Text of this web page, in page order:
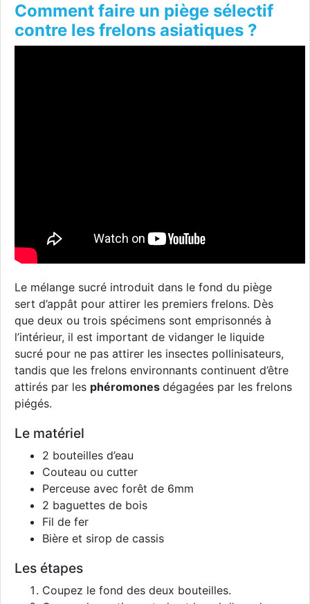
Comment faire un piège sélectif
contre les frelons asiatiques ?
Le mélange sucré introduit dans le fond du piège
sert d’appât pour attirer les premiers frelons. Dès
que deux ou trois spécimens sont emprisonnés à
l’intérieur, il est important de vidanger le liquide
sucré pour ne pas attirer les insectes pollinisateurs,
tandis que les frelons environnants continuent d’être
attirés par les phéromones dégagées par les frelons
piégés.
Le matériel
2 bouteilles d’eau
Couteau ou cutter
Perceuse avec forêt de 6mm
2 baguettes de bois
Fil de fer
Bière et sirop de cassis
Les étapes
Coupez le fond des deux bouteilles.